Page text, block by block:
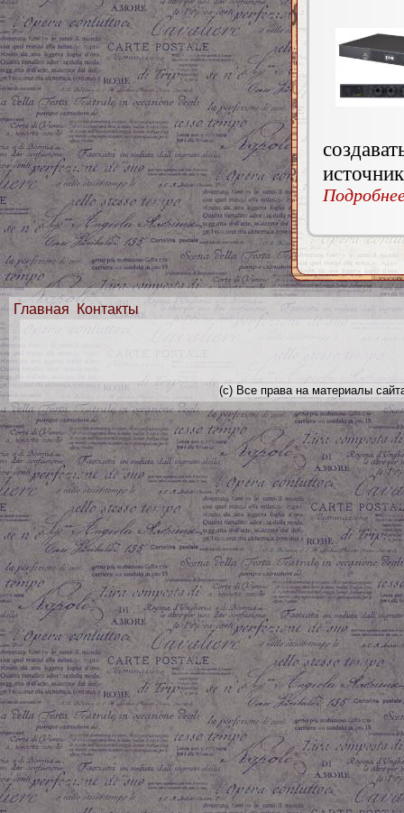
Главная Контакты
(с) Все права на материалы